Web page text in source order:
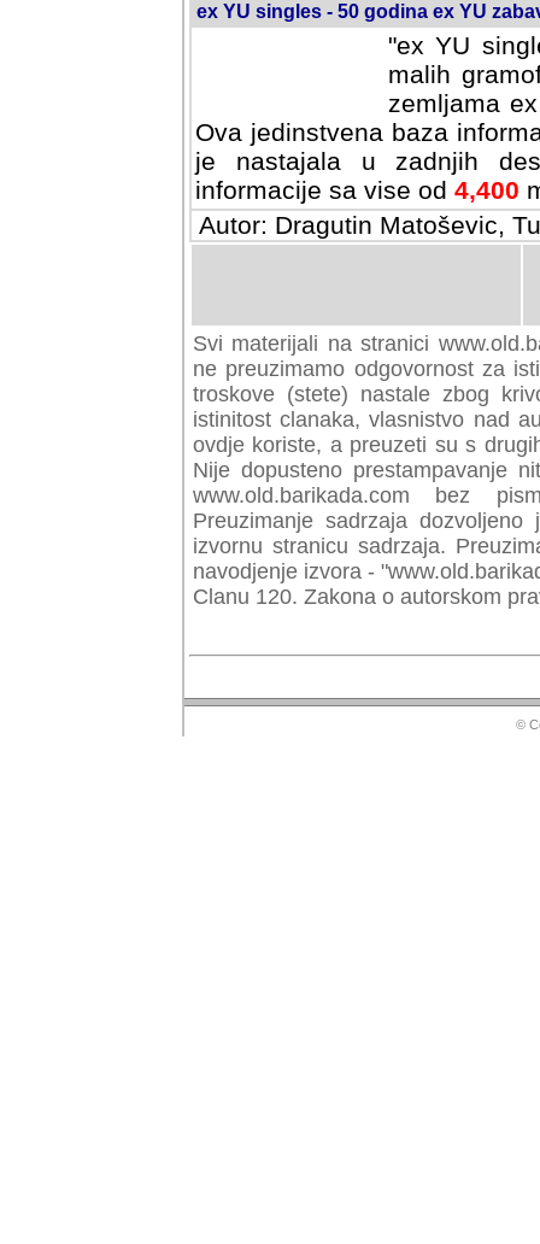
ex YU singles - 50 godina ex YU
"ex YU
malih
zemljama
Ova jedinstvena baza
je nastajala u zadnjih
informacije sa vise od 4,400
Autor: Dragutin Matoševic,
Svi materijali na stranici
preuzimamo odgovornost za
troskove (stete) nastale zbog
istinitost clanaka, vlasnistvo nad
ovdje koriste, a preuzeti su s
Nije dopusteno prestampavanje
www.old.barikada.com bez
Preuzimanje sadrzaja
izvornu stranicu sadrzaja.
navodjenje izvora -
Clanu 120. Zakona o autorskom
©